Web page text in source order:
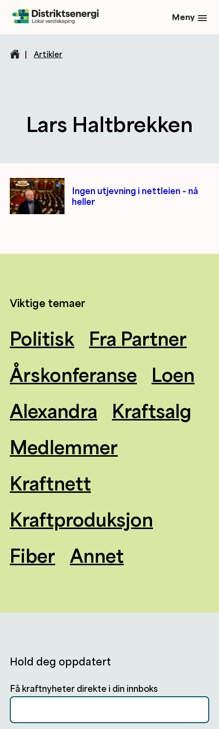
Meny
Artikler
Lars Haltbrekken
Kategori/tag artikler
Ingen utjevning i nettleien – nå
heller
Viktige temaer
Politisk
Fra Partner
Årskonferanse
Loen
Alexandra
Kraftsalg
Medlemmer
Kraftnett
Kraftproduksjon
Fiber
Annet
Hold deg oppdatert
Få kraftnyheter direkte i din innboks